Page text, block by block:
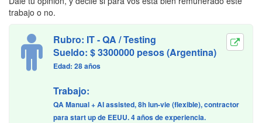
trabajo o no.
Rubro: IT - QA / Testing
Sueldo: $ 3300000 pesos (Argentina)
Edad: 28 años
Trabajo:
QA Manual + AI assisted, 8h lun-vie (flexible), contractor
para start up de EEUU. 4 años de experiencia.